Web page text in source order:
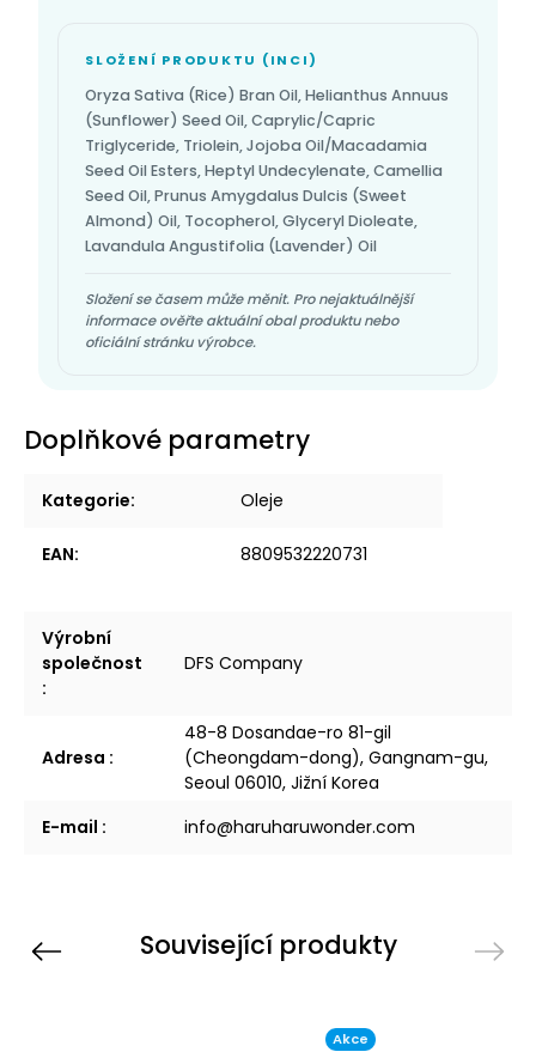
SLOŽENÍ PRODUKTU (INCI)
Oryza Sativa (Rice) Bran Oil, Helianthus Annuus
(Sunflower) Seed Oil, Caprylic/Capric
Triglyceride, Triolein, Jojoba Oil/Macadamia
Seed Oil Esters, Heptyl Undecylenate, Camellia
Seed Oil, Prunus Amygdalus Dulcis (Sweet
Almond) Oil, Tocopherol, Glyceryl Dioleate,
Lavandula Angustifolia (Lavender) Oil
Složení se časem může měnit. Pro nejaktuálnější
informace ověřte aktuální obal produktu nebo
oficiální stránku výrobce.
Doplňkové parametry
Kategorie: Oleje
EAN: 8809532220731
Výrobní
společnost
:
DFS Company
Adresa :
48-8 Dosandae-ro 81-gil
(Cheongdam-dong), Gangnam-gu,
Seoul 06010, Jižní Korea
E-mail : info@haruharuwonder.com
Související produkty
Previous
Akce
Next